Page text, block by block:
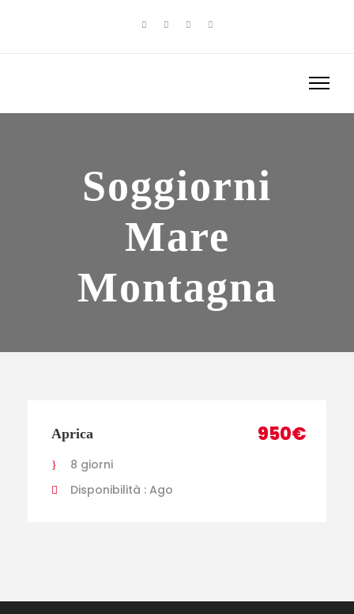
Soggiorni
Mare
Montagna
Aprica 950€
8 giorni
Disponibilità : Ago